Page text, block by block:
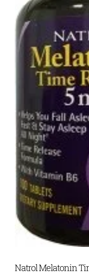
Natrol Melatonin